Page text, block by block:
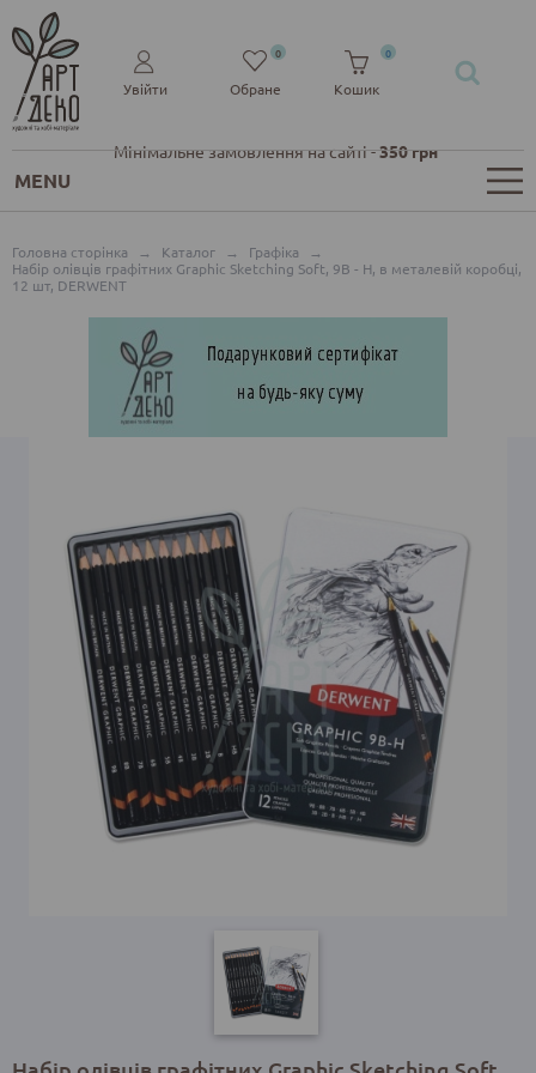
Мінімальне замовлення на сайті -350 грн
Увійти Обране
0
Кошик
0
MENU
Головна сторінка → Каталог → Графіка
→
Набір олівців графітних Graphic Sketching Soft, 9B - H, в металевій коробці,
12 шт, DERWENT